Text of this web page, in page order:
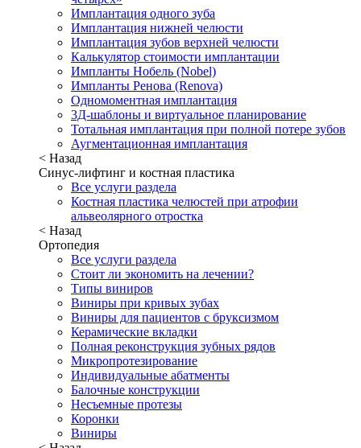
Имплантация одного зуба
Имплантация нижней челюсти
Имплантация зубов верхней челюсти
Калькулятор стоимости имплантации
Импланты Нобель (Nobel)
Импланты Ренова (Renova)
Одномоментная имплантация
3Д-шаблоны и виртуальное планирование
Тотальная имплантация при полной потере зубов
Аугментационная имплантация
< Назад
Синус-лифтинг и костная пластика
Все услуги раздела
Костная пластика челюстей при атрофии
альвеолярного отростка
< Назад
Ортопедия
Все услуги раздела
Стоит ли экономить на лечении?
Типы виниров
Виниры при кривых зубах
Виниры для пациентов с бруксизмом
Керамические вкладки
Полная реконструкция зубных рядов
Микропротезирование
Индивидуальные абатменты
Балочные конструкции
Несъемные протезы
Коронки
Виниры